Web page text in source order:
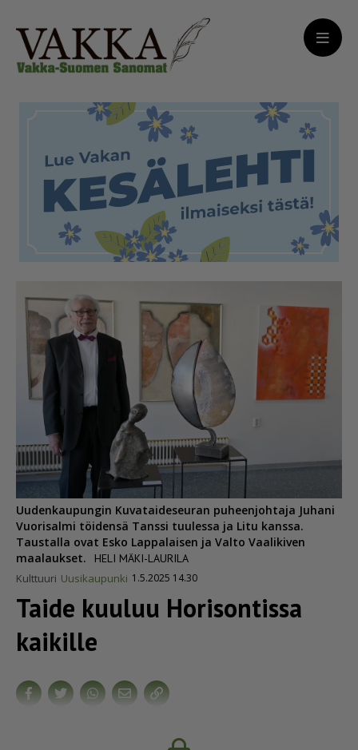
Uudenkaupungin Kuvataideseuran puheenjohtaja Juhani
Vuorisalmi töidensä Tanssi tuulessa ja Litu kanssa.
Taustalla ovat Esko Lappalaisen ja Valto Vaalikiven
maalaukset.
HELI MÄKI-LAURILA
Kulttuuri Uusikaupunki 1.5.2025 14.30
Taide kuuluu Horisontissa
kaikille